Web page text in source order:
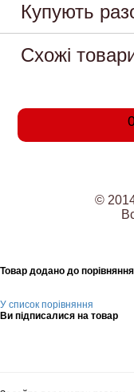
Купують
Схожі
©
Товар додано до порівняння
У список порівняння
Ви підписалися на товар